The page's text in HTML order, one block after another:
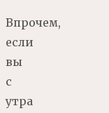
Впрочем,
если
вы
с
утра